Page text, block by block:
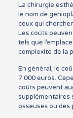
La chirurgie
le nom de
ceux qui
Les coûts
tels que
complexité de la
En général, le
7 000 euros.
coûts peuvent
supplémentaires
osseuses ou des